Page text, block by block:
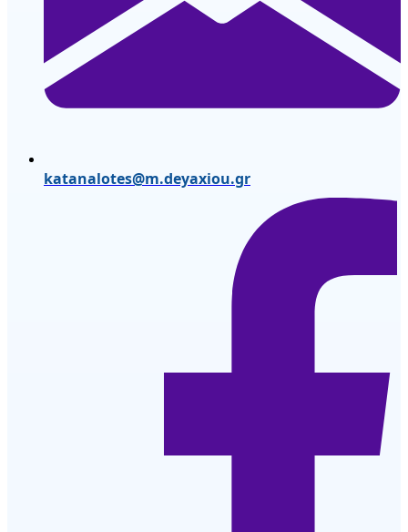
katanalotes@m.deyaxiou.gr